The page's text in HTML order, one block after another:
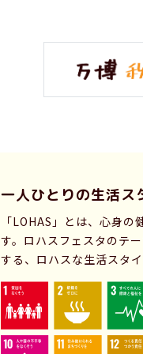
一人ひとりの生活ス
「LOHAS」とは、心身
す。ロハスフェスタのテ
する、ロハスな生活スタ